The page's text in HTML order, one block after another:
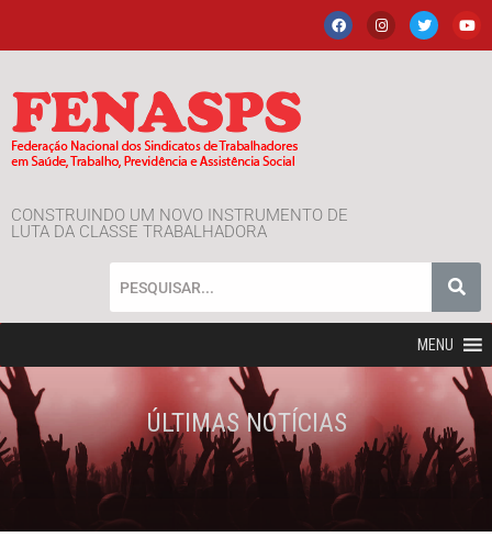
CONSTRUINDO UM NOVO INSTRUMENTO DE
LUTA DA CLASSE TRABALHADORA
MENU
ÚLTIMAS NOTÍCIAS